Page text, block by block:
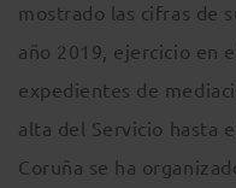
mostrado las cifras de
año 2019, ejercicio en
expedientes de
alta del Servicio hasta
Coruña se ha